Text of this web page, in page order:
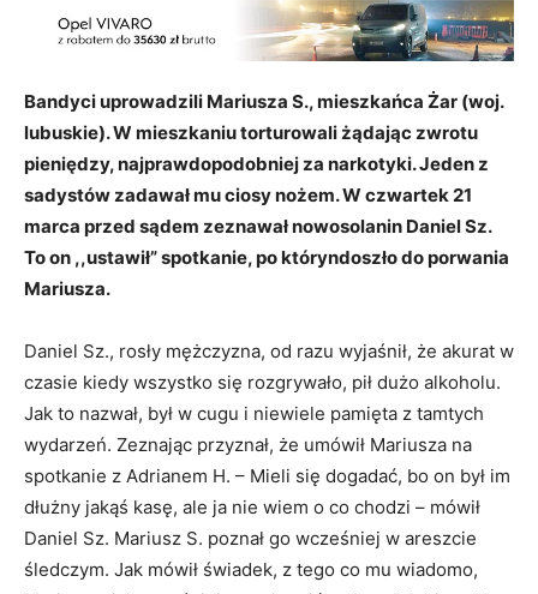
Bandyci uprowadzili Mariusza S., mieszkańca Żar (woj.
lubuskie). W mieszkaniu torturowali żądając zwrotu
pieniędzy, najprawdopodobniej za narkotyki. Jeden z
sadystów zadawał mu ciosy nożem. W czwartek 21
marca przed sądem zeznawał nowosolanin Daniel Sz.
To on ,,ustawił” spotkanie, po któryndoszło do porwania
Mariusza.
Daniel Sz., rosły mężczyzna, od razu wyjaśnił, że akurat w
czasie kiedy wszystko się rozgrywało, pił dużo alkoholu.
Jak to nazwał, był w cugu i niewiele pamięta z tamtych
wydarzeń. Zeznając przyznał, że umówił Mariusza na
spotkanie z Adrianem H. – Mieli się dogadać, bo on był im
dłużny jakąś kasę, ale ja nie wiem o co chodzi – mówił
Daniel Sz. Mariusz S. poznał go wcześniej w areszcie
śledczym. Jak mówił świadek, z tego co mu wiadomo,